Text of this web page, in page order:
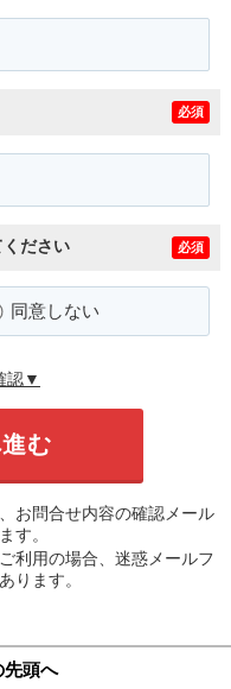
必須
ださい 必須
同意しない
認▼
お問合せ内容の確認メール
す。
利用の場合、迷惑メールフ
ります。
先頭へ